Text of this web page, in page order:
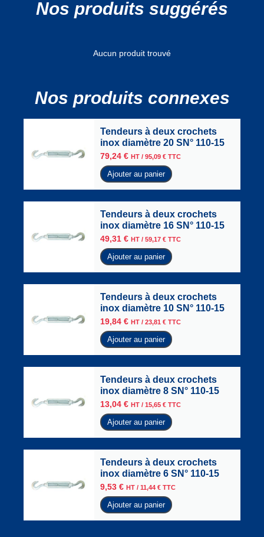
Nos produits suggérés
Aucun produit trouvé
Nos produits connexes
Tendeurs à deux crochets
inox diamètre 20 SN° 110-15
79,24 € HT / 95,09 € TTC
Ajouter au panier
Tendeurs à deux crochets
inox diamètre 16 SN° 110-15
49,31 € HT / 59,17 € TTC
Ajouter au panier
Tendeurs à deux crochets
inox diamètre 10 SN° 110-15
19,84 € HT / 23,81 € TTC
Ajouter au panier
Tendeurs à deux crochets
inox diamètre 8 SN° 110-15
13,04 € HT / 15,65 € TTC
Ajouter au panier
Tendeurs à deux crochets
inox diamètre 6 SN° 110-15
9,53 € HT / 11,44 € TTC
Ajouter au panier